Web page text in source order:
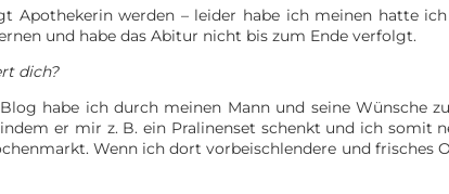
Apothekerin werden – leider habe ich meinen hatte
und habe das Abitur nicht bis zum Ende verfolgt.
dich?
habe ich durch meinen Mann und seine Wünsche
er mir z. B. ein Pralinenset schenkt und ich somit
Wenn ich dort vorbeischlendere und frisches